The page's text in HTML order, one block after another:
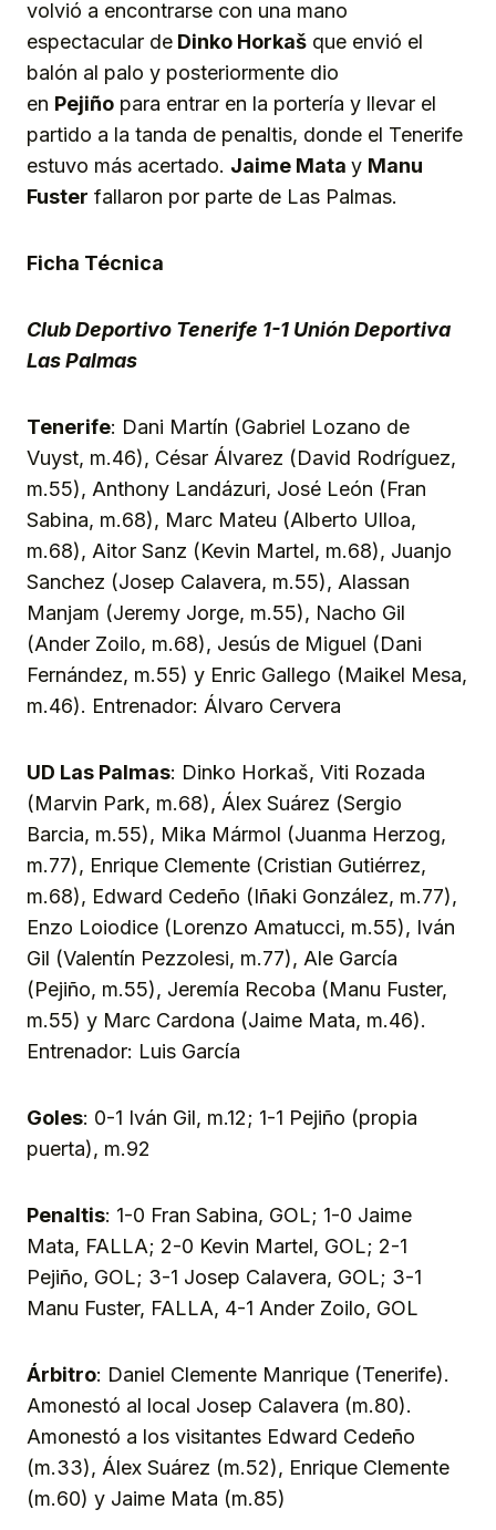
volvió a encontrarse con una mano
espectacular de Dinko Horkaš que envió el
balón al palo y posteriormente dio
en Pejiño para entrar en la portería y llevar el
partido a la tanda de penaltis, donde el Tenerife
estuvo más acertado. Jaime Mata y Manu
Fuster fallaron por parte de Las Palmas.
Ficha Técnica
Club Deportivo Tenerife 1-1 Unión Deportiva
Las Palmas
Tenerife: Dani Martín (Gabriel Lozano de
Vuyst, m.46), César Álvarez (David Rodríguez,
m.55), Anthony Landázuri, José León (Fran
Sabina, m.68), Marc Mateu (Alberto Ulloa,
m.68), Aitor Sanz (Kevin Martel, m.68), Juanjo
Sanchez (Josep Calavera, m.55), Alassan
Manjam (Jeremy Jorge, m.55), Nacho Gil
(Ander Zoilo, m.68), Jesús de Miguel (Dani
Fernández, m.55) y Enric Gallego (Maikel Mesa,
m.46). Entrenador: Álvaro Cervera
UD Las Palmas: Dinko Horkaš, Viti Rozada
(Marvin Park, m.68), Álex Suárez (Sergio
Barcia, m.55), Mika Mármol (Juanma Herzog,
m.77), Enrique Clemente (Cristian Gutiérrez,
m.68), Edward Cedeño (Iñaki González, m.77),
Enzo Loiodice (Lorenzo Amatucci, m.55), Iván
Gil (Valentín Pezzolesi, m.77), Ale García
(Pejiño, m.55), Jeremía Recoba (Manu Fuster,
m.55) y Marc Cardona (Jaime Mata, m.46).
Entrenador: Luis García
Goles: 0-1 Iván Gil, m.12; 1-1 Pejiño (propia
puerta), m.92
Penaltis: 1-0 Fran Sabina, GOL; 1-0 Jaime
Mata, FALLA; 2-0 Kevin Martel, GOL; 2-1
Pejiño, GOL; 3-1 Josep Calavera, GOL; 3-1
Manu Fuster, FALLA, 4-1 Ander Zoilo, GOL
Árbitro: Daniel Clemente Manrique (Tenerife).
Amonestó al local Josep Calavera (m.80).
Amonestó a los visitantes Edward Cedeño
(m.33), Álex Suárez (m.52), Enrique Clemente
(m.60) y Jaime Mata (m.85)